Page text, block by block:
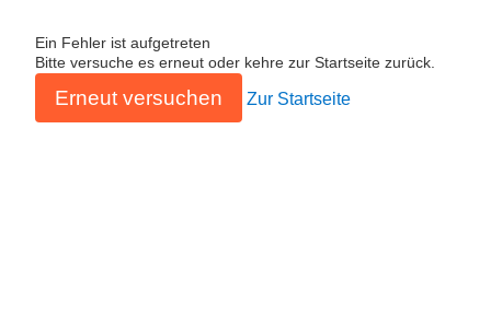
Ein Fehler ist aufgetreten
Bitte versuche es erneut oder kehre zur Startseite zurück.
Erneut versuchen Zur Startseite